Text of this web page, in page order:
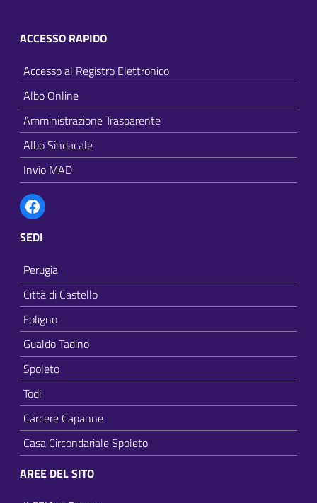
ACCESSO RAPIDO
Accesso al Registro Elettronico
Albo Online
Amministrazione Trasparente
Albo Sindacale
Invio MAD
Facebook
SEDI
Perugia
Città di Castello
Foligno
Gualdo Tadino
Spoleto
Todi
Carcere Capanne
Casa Circondariale Spoleto
AREE DEL SITO